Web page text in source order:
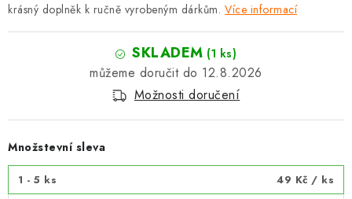
krásný doplněk k ručně vyrobeným dárkům. Více informací
SKLADEM (1 ks)
12.8.2026
Možnosti doručení
Množstevní sleva
1 - 5 ks 49 Kč / ks